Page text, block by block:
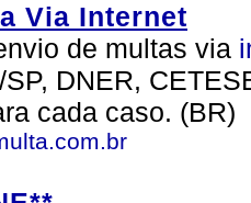
Via Internet
de multas via
SP, DNER,
cada caso. (BR)